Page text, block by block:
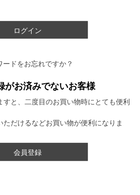
ログイン
ードをお忘れですか？
がお済みでないお客様
と、二度目のお買い物時にとても便利
だけるなどお買い物が便利になりま
会員登録